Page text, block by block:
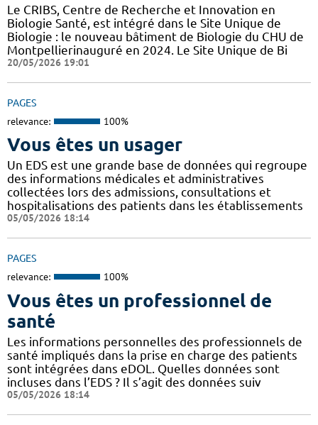
Le CRIBS, Centre de Recherche et Innovation en
Biologie Santé, est intégré dans le Site Unique de
Biologie : le nouveau bâtiment de Biologie du CHU de
Montpellierinauguré en 2024. Le Site Unique de Bi
20/05/2026 19:01
PAGES
relevance: 100%
Vous êtes un usager
Un EDS est une grande base de données qui regroupe
des informations médicales et administratives
collectées lors des admissions, consultations et
hospitalisations des patients dans les établissements
05/05/2026 18:14
PAGES
relevance: 100%
Vous êtes un professionnel de
santé
Les informations personnelles des professionnels de
santé impliqués dans la prise en charge des patients
sont intégrées dans eDOL. Quelles données sont
incluses dans l’EDS ? Il s’agit des données suiv
05/05/2026 18:14